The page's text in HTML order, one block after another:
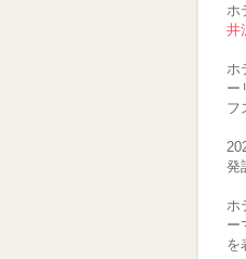
ホ
井
ホ
ー
フ
発
ホ
ー
を